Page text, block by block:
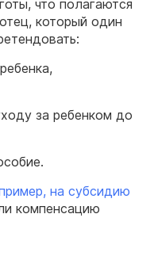
что полагаются
который один
за ребенком до
на субсидию
компенсацию